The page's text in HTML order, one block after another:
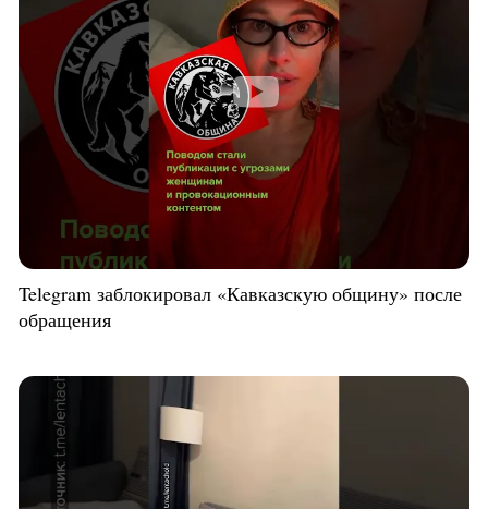
Telegram заблокировал «Кавказскую общину» после
обращения